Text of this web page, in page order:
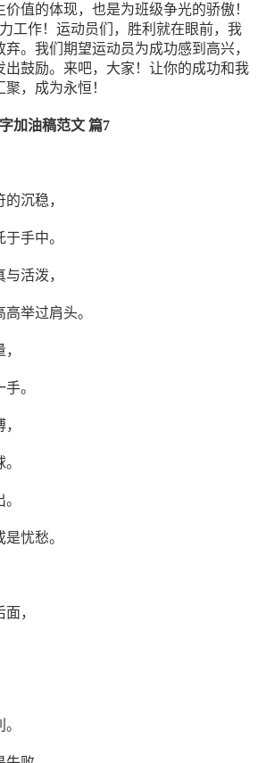
值的体现，也是为班级争光的骄傲！
工作！运动员们，胜利就在眼前，我
。我们期望运动员为成功感到高兴，
出鼓励。来吧，大家！让你的成功和我
，成为永恒！
加油稿范文 篇7
沉稳，
手中。
活泼，
举过肩头。
。
忧愁。
，